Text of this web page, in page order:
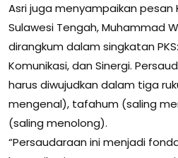
Asri juga menyampaikan pesan
Sulawesi Tengah, Muhammad
dirangkum dalam singkatan
Komunikasi, dan Sinergi.
harus diwujudkan dalam tiga
mengenal), tafahum (saling
(saling menolong).
“Persaudaraan ini menjadi